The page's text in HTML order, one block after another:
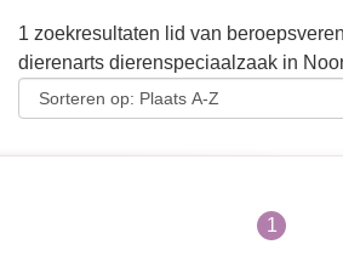
1 zoekresultaten lid van
dierenarts dierenspeciaalzaak in
1